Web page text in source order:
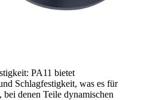
PA11 bietet
Schlagfestigkeit, was es für
denen Teile dynamischen